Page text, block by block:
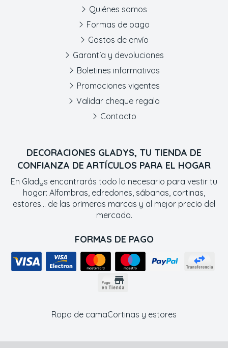
DECORACIONES GLADYS, TU TIENDA DE
CONFIANZA DE ARTÍCULOS PARA EL HOGAR
En Gladys encontrarás todo lo necesario para vestir tu
hogar: Alfombras, edredones, sábanas, cortinas,
estores... de las primeras marcas y al mejor precio del
mercado.
FORMAS DE PAGO
Quiénes somos
Formas de pago
Gastos de envío
Garantía y devoluciones
Boletines informativos
Promociones vigentes
Validar cheque regalo
Contacto
Ropa de camaCortinas y estores